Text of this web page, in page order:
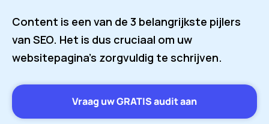
Content is een van de 3 belangrijkste pijlers
van SEO. Het is dus cruciaal om uw
websitepagina’s zorgvuldig te schrijven.
Vraag uw GRATIS audit aan